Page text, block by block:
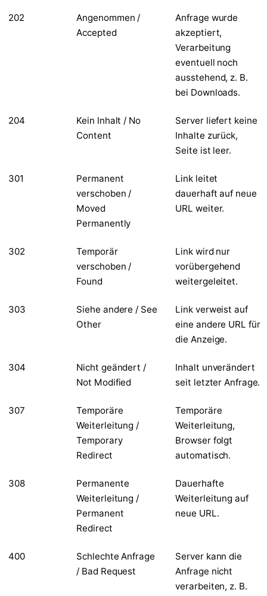
202
Angenommen /
Accepted
Anfrage wurde
akzeptiert,
Verarbeitung
eventuell noch
ausstehend, z. B.
bei Downloads.
204
Kein Inhalt / No
Content
Server liefert keine
Inhalte zurück,
Seite ist leer.
301
Permanent
verschoben /
Moved
Permanently
Link leitet
dauerhaft auf neue
URL weiter.
302
Temporär
verschoben /
Found
Link wird nur
vorübergehend
weitergeleitet.
303
Siehe andere / See
Other
Link verweist auf
eine andere URL für
die Anzeige.
304
Nicht geändert /
Not Modified
Inhalt unverändert
seit letzter Anfrage.
307
Temporäre
Weiterleitung /
Temporary
Redirect
Temporäre
Weiterleitung,
Browser folgt
automatisch.
308
Permanente
Weiterleitung /
Permanent
Redirect
Dauerhafte
Weiterleitung auf
neue URL.
400
Schlechte Anfrage
/ Bad Request
Server kann die
Anfrage nicht
verarbeiten, z. B.